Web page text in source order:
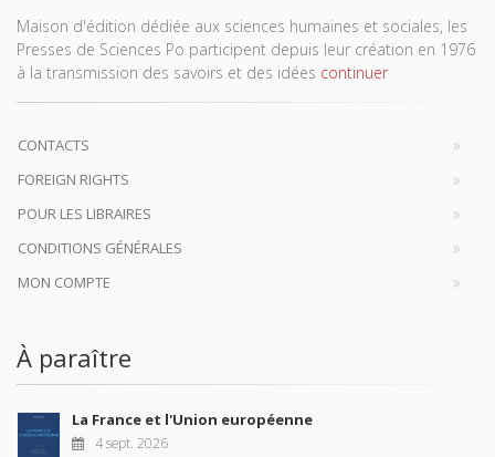
Maison d'édition dédiée aux sciences humaines et sociales, les
Presses de Sciences Po participent depuis leur création en 1976
à la transmission des savoirs et des idées continuer
CONTACTS
FOREIGN RIGHTS
POUR LES LIBRAIRES
CONDITIONS GÉNÉRALES
MON COMPTE
À paraître
La France et l'Union européenne
4 sept. 2026